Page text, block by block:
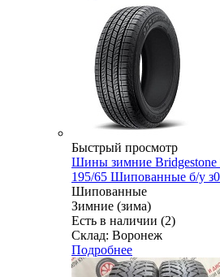
Быстрый просмотр
Шины зимние Bridgestone
195/65 Шипованные б/у
Шипованные
Зимние (зима)
Есть в наличии (2)
Склад: Воронеж
Подробнее